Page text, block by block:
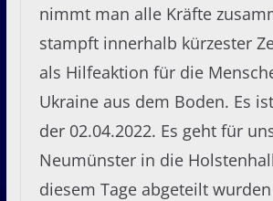
nimmt man alle Kräfte
stampft innerhalb kürzester
als Hilfeaktion für die
Ukraine aus dem Boden. Es
der 02.04.2022. Es geht für
Neumünster in die
diesem Tage abgeteilt